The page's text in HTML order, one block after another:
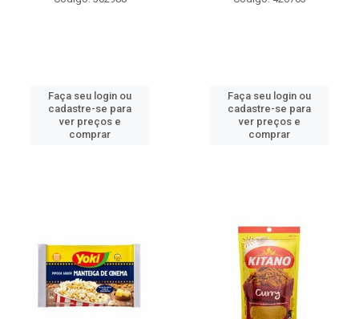
Faça seu login ou
cadastre-se para
ver preços e
comprar
Faça seu login ou
cadastre-se para
ver preços e
comprar